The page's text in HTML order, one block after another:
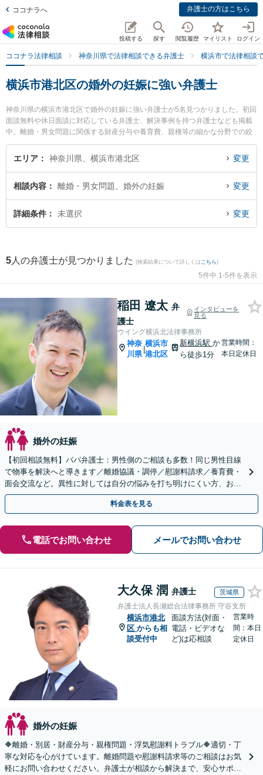
ココナラへ 弁護士の方はこちら
投稿する 探す 閲覧履歴 マイリスト ログイン
ココナラ法律相談 神奈川県で法律相談できる弁護士 横浜市で法律相談
横浜市港北区の婚外の妊娠に強い弁護士
神奈川県の横浜市港北区で婚外の妊娠に強い弁護士が5名見つかりました。初回
面談無料や休日面談に対応している弁護士、解決事例を持つ弁護士なども掲載
中。離婚・男女問題に関係する財産分与や養育費、親権等の細かな分野での絞
り込み検索もでき便利です。特にウイング横浜北法律事務所の稲田 遼太弁護士
や弁護士法人常磐法律事務所の峯崎 雄大弁護士、タングラム法律事務所の安藤
士に相談したい』『婚外の妊娠のトラブル解決の実績豊富な近くの弁護士を検
索したい』『初回相談無料で婚外の妊娠を法律相談できる横浜市港北区内の弁
護士に相談予約したい』などでお困りの相談者さんにおすすめです。
エリア 神奈川県、横浜市港北区 変更
相談内容 離婚・男女問題、婚外の妊娠 変更
詳細条件 未選択 変更
5 人の弁護士が見つかりました (検索結果について詳しくは こちら)
5件中 1-5件を表示
稲田 遼太 弁
護士
インタビューを
見る
ウイング横浜北法律事務所
神奈
川県
|
横浜市
港北区
新横浜駅か
ら徒歩1分
営業時間：
本日定休日
婚外の妊娠
【初回相談無料】パパ弁護士：男性側のご相談も多数！同じ男性目線
で物事を解決へと導きます／離婚協議・調停／慰謝料請求／養育費・
面会交流など。異性に対しては自分の悩みを打ち明けにくい方、お気
軽にご相談ください【Web面談可】【夜間面談応相談】
料金表を見る
電話でお問い合わせ メールでお問い合わせ
大久保 潤 弁護士 茨城県
弁護士法人長瀬総合法律事務所 守谷支所
横浜市港北
区 からも相
談受付中
面談方法(対面・
電話・ビデオな
ど)は応相談
営業時
間：本日
定休日
婚外の妊娠
🔶離婚・別居・財産分与・親権問題・浮気慰謝料トラブル🔶適切・丁
寧な対応を心がけています。離婚問題や慰謝料請求等のご相談はお気
軽にお問い合わせください。弁護士が相談から解決まで、安心サポー